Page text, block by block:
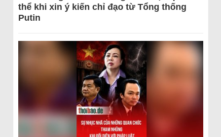
thể khi xin ý kiến chỉ đạo từ Tổng thống
Putin